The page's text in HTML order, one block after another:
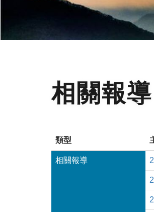
相關報導
類型
相關報導